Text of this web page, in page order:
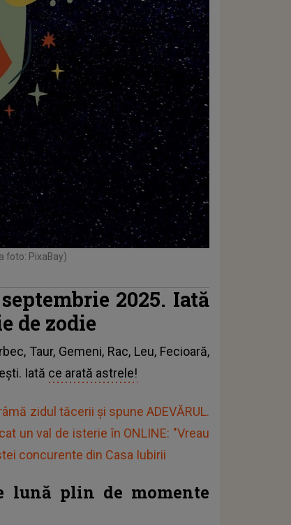
foto: PixaBay)
2025. Iată
de zodie
Taur, Gemeni, Rac, Leu, Fecioară,
Iată ce arată astrele!
zidul tăcerii și spune ADEVĂRUL.
un val de isterie în ONLINE: "Vreau
concurente din Casa Iubirii
lună plin de momente